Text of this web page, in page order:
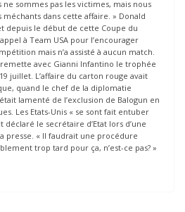
sommes pas les victimes, mais nous
méchants dans cette affaire. » Donald
depuis le début de cette Coupe du
à Team USA pour l’encourager
mais n’a assisté à aucun match.
avec Gianni Infantino le trophée
juillet. L’affaire du carton rouge avait
quand le chef de la diplomatie
lamenté de l’exclusion de Balogun en
Les Etats-Unis « se sont fait entuber
le secrétaire d’Etat lors d’une
presse. « Il faudrait une procédure
trop tard pour ça, n’est-ce pas? »